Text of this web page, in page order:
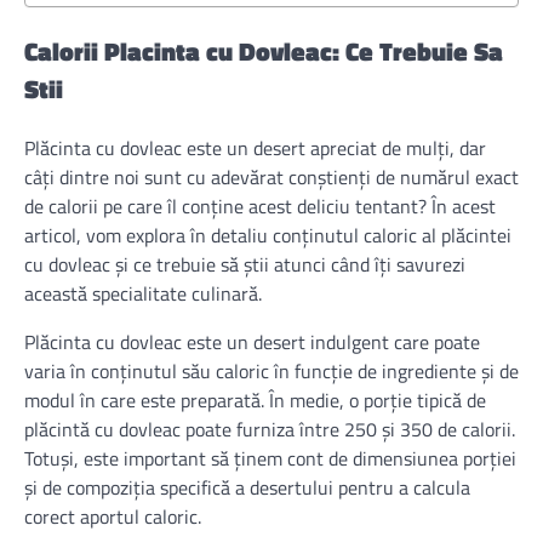
Calorii Placinta cu Dovleac: Ce Trebuie Sa
Stii
Plăcinta cu dovleac este un desert apreciat de mulți, dar
câți dintre noi sunt cu adevărat conștienți de numărul exact
de calorii pe care îl conține acest deliciu tentant? În acest
articol, vom explora în detaliu conținutul caloric al plăcintei
cu dovleac și ce trebuie să știi atunci când îți savurezi
această specialitate culinară.
Plăcinta cu dovleac este un desert indulgent care poate
varia în conținutul său caloric în funcție de ingrediente și de
modul în care este preparată. În medie, o porție tipică de
plăcintă cu dovleac poate furniza între 250 și 350 de calorii.
Totuși, este important să ținem cont de dimensiunea porției
și de compoziția specifică a desertului pentru a calcula
corect aportul caloric.